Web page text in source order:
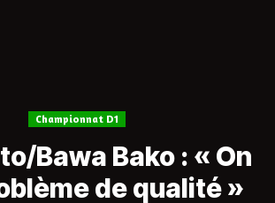
Championnat D1
Bawa Bako : « On
de qualité »